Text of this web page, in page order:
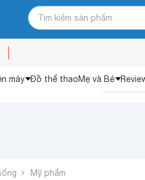
máy Đồ thể thaoMẹ và Bé
Mỹ phẩm